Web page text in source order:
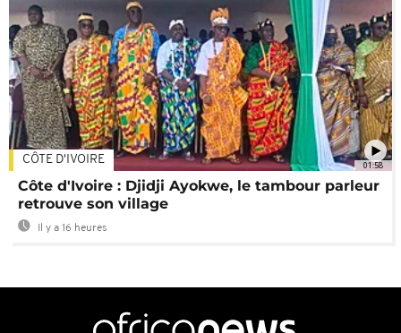
01:58
CÔTE D'IVOIRE
Côte d'Ivoire : Djidji Ayokwe, le tambour parleur
retrouve son village
Il y a 16 heures